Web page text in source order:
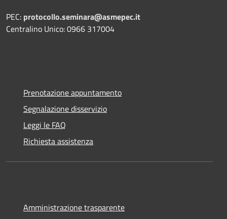
PEC: protocollo.seminara@asmepec.it
Centralino Unico: 0966 317004
Prenotazione appuntamento
Segnalazione disservizio
Leggi le FAQ
Richiesta assistenza
Amministrazione trasparente